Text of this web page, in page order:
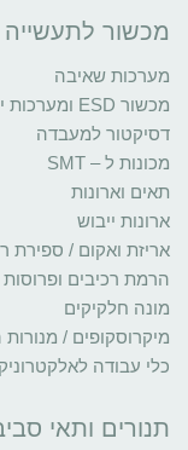
מכשור לתעשייה
מערכות שאיבה
מכשור ESD ומערכות יוניזציה
דסיקטור למעבדה
מכונות ל – SMT
תאים וארונות
ארונות ייבוש
אריזת ואקום / ספירת
הרמת רכיבים ופרוסות
מונה חלקיקים
מיקרוסקופים /
כלי עבודה
תנורים ותאי